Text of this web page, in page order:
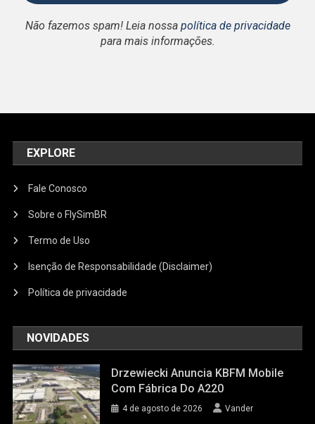
Não fazemos spam! Leia nossa política de privacidade
para mais informações.
EXPLORE
Fale Conosco
Sobre o FlySimBR
Termo de Uso
Isenção de Responsabilidade (Disclaimer)
Política de privacidade
NOVIDADES
Drzewiecki Anuncia KBFM Mobile
Com Fábrica Do A220
4 de agosto de 2026 Vander